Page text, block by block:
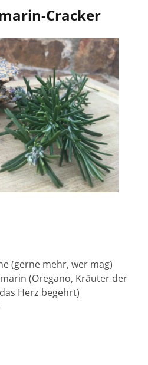
Cracker
(gerne mehr, wer mag)
(Oregano, Kräuter der
Herz begehrt)